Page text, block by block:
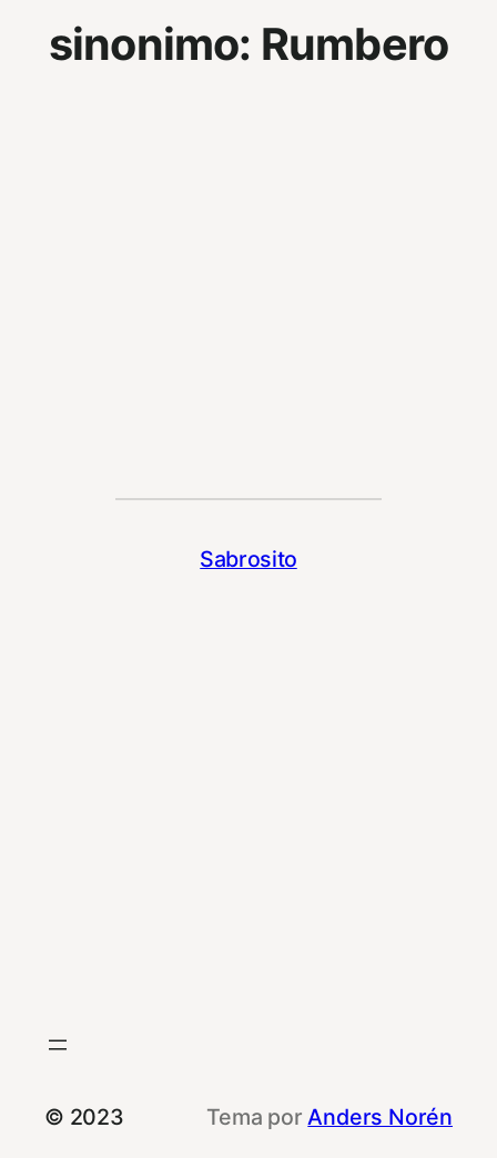
sinonimo: Rumbero
Sabrosito
© 2023 Tema porAnders Norén